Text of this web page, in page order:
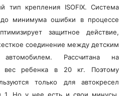
тип крепления ISOFIX. Система
до минимума ошибки в процессе
защитное действие,
соединение между детским
Рассчитана на
вес ребенка в 20 кг. Поэтому
только для автокресел
1. Но у нее есть и свои минусы.